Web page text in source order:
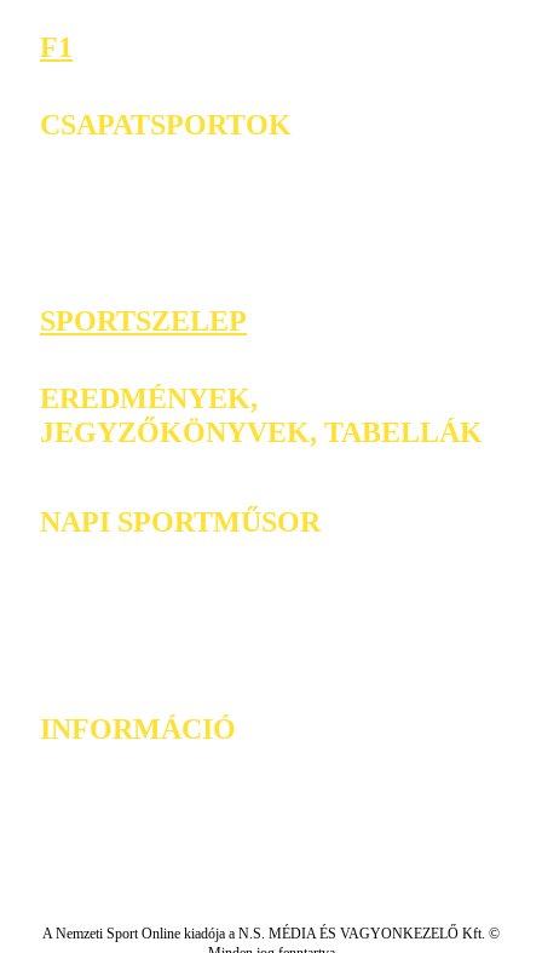
F1
CSAPATSPORTOK
SPORTSZELEP
EREDMÉNYEK,
JEGYZŐKÖNYVEK, TABELLÁK
NAPI SPORTMŰSOR
INFORMÁCIÓ
A Nemzeti Sport Online kiadója a N.S. MÉDIA ÉS VAGYONKEZELŐ Kft. ©